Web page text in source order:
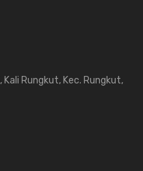
Kali Rungkut, Kec. Rungkut,